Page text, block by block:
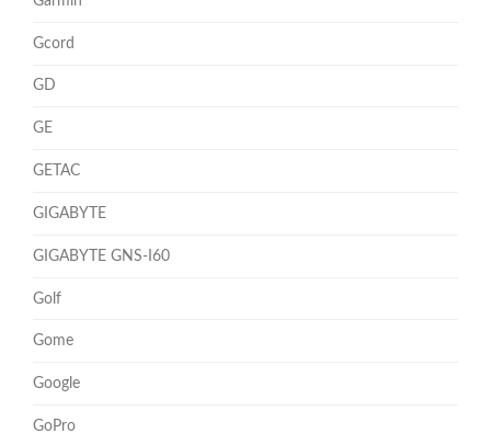
Gcord
GD
GE
GETAC
GIGABYTE
GIGABYTE GNS-I60
Golf
Gome
Google
GoPro